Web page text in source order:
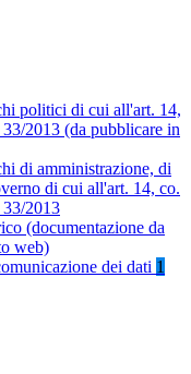
politici di cui all'art. 14,
2013 (da pubblicare in
di amministrazione, di
di cui all'art. 14, co.
2013
(documentazione da
web)
dei dati 1